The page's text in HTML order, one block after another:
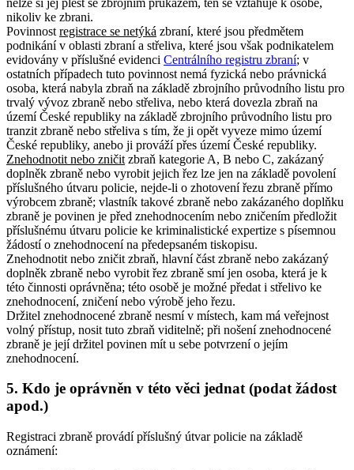
nikoliv ke zbrani.
Povinnost registrace se netýká zbraní, které jsou předmětem
podnikání v oblasti zbraní a střeliva, které jsou však podnikatelem
evidovány v příslušné evidenci Centrálního registru zbraní; v
ostatních případech tuto povinnost nemá fyzická nebo právnická
osoba, která nabyla zbraň na základě zbrojního průvodního listu pro
trvalý vývoz zbraně nebo střeliva, nebo která dovezla zbraň na
území České republiky na základě zbrojního průvodního listu pro
tranzit zbraně nebo střeliva s tím, že ji opět vyveze mimo území
České republiky, anebo ji prováží přes území České republiky.
Znehodnotit nebo zničit zbraň kategorie A, B nebo C, zakázaný
doplněk zbraně nebo vyrobit jejich řez lze jen na základě povolení
příslušného útvaru policie, nejde-li o zhotovení řezu zbraně přímo
výrobcem zbraně; vlastník takové zbraně nebo zakázaného doplňku
zbraně je povinen je před znehodnocením nebo zničením předložit
příslušnému útvaru policie ke kriminalistické expertize s písemnou
žádostí o znehodnocení na předepsaném tiskopisu.
Znehodnotit nebo zničit zbraň, hlavní část zbraně nebo zakázaný
doplněk zbraně nebo vyrobit řez zbraně smí jen osoba, která je k
této činnosti oprávněna; této osobě je možné předat i střelivo ke
znehodnocení, zničení nebo výrobě jeho řezu.
Držitel znehodnocené zbraně nesmí v místech, kam má veřejnost
volný přístup, nosit tuto zbraň viditelně; při nošení znehodnocené
zbraně je její držitel povinen mít u sebe potvrzení o jejím
znehodnocení.
5. Kdo je oprávněn v této věci jednat (podat žádost
apod.)
Registraci zbraně provádí příslušný útvar policie na základě
oznámení: